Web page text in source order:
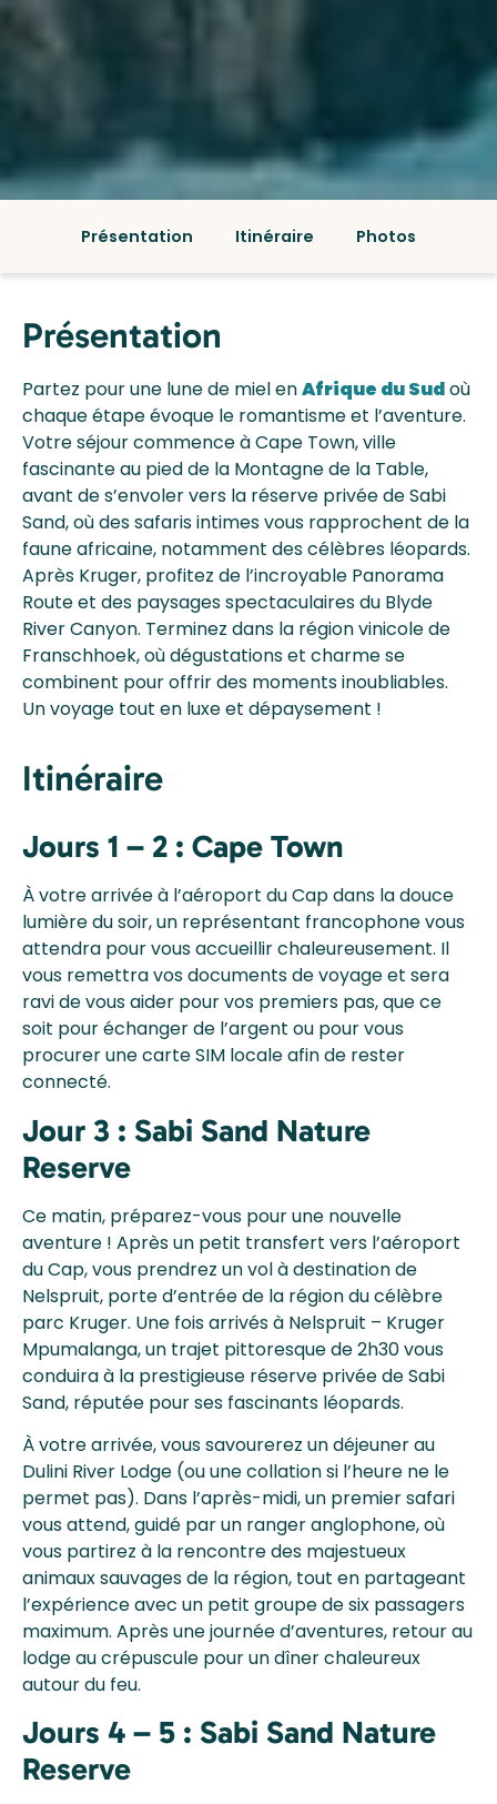
Présentation Itinéraire Photos
Présentation
Partez pour une lune de miel enAfrique du Sudoù
chaque étape évoque le romantisme et l’aventure.
Votre séjour commence à Cape Town, ville
fascinante au pied de la Montagne de la Table,
avant de s’envoler vers la réserve privée de Sabi
Sand, où des safaris intimes vous rapprochent de la
faune africaine, notamment des célèbres léopards.
Après Kruger, profitez de l’incroyable Panorama
Route et des paysages spectaculaires du Blyde
River Canyon. Terminez dans la région vinicole de
Franschhoek, où dégustations et charme se
combinent pour offrir des moments inoubliables.
Un voyage tout en luxe et dépaysement !
Itinéraire
Jours 1 – 2 : Cape Town
À votre arrivée à l’aéroport du Cap dans la douce
lumière du soir, un représentant francophone vous
attendra pour vous accueillir chaleureusement. Il
vous remettra vos documents de voyage et sera
ravi de vous aider pour vos premiers pas, que ce
soit pour échanger de l’argent ou pour vous
procurer une carte SIM locale afin de rester
connecté.
Jour 3 : Sabi Sand Nature
Reserve
Ce matin, préparez-vous pour une nouvelle
aventure ! Après un petit transfert vers l’aéroport
du Cap, vous prendrez un vol à destination de
Nelspruit, porte d’entrée de la région du célèbre
parc Kruger. Une fois arrivés à Nelspruit – Kruger
Mpumalanga, un trajet pittoresque de 2h30 vous
conduira à la prestigieuse réserve privée de Sabi
Sand, réputée pour ses fascinants léopards.
À votre arrivée, vous savourerez un déjeuner au
Dulini River Lodge (ou une collation si l’heure ne le
permet pas). Dans l’après-midi, un premier safari
vous attend, guidé par un ranger anglophone, où
vous partirez à la rencontre des majestueux
animaux sauvages de la région, tout en partageant
l’expérience avec un petit groupe de six passagers
maximum. Après une journée d’aventures, retour au
lodge au crépuscule pour un dîner chaleureux
autour du feu.
Jours 4 – 5 : Sabi Sand Nature
Reserve